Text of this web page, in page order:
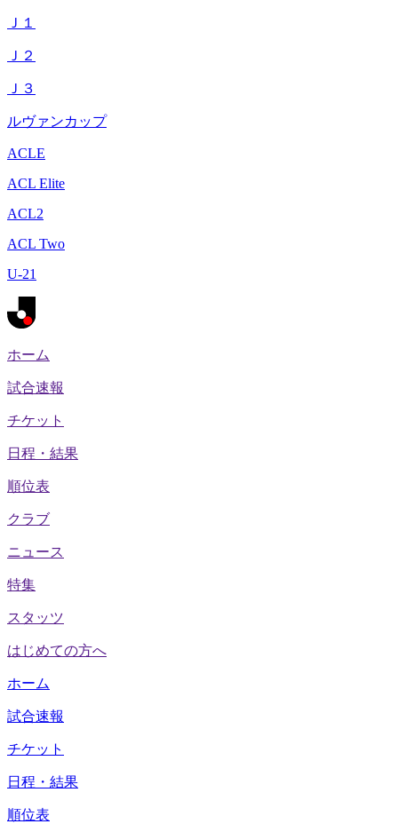
Ｊ１
Ｊ２
Ｊ３
ルヴァンカップ
ACLE
ACL Elite
ACL2
ACL Two
U-21
ホーム
試合速報
チケット
日程・結果
順位表
クラブ
ニュース
特集
スタッツ
はじめての方へ
ホーム
試合速報
チケット
日程・結果
順位表